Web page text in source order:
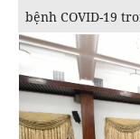
bệnh COVID-19